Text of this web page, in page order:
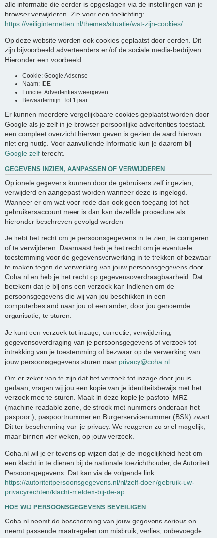
alle informatie die eerder is opgeslagen via de instellingen van je
browser verwijderen. Zie voor een toelichting:
https://veiliginternetten.nl/themes/situatie/wat-zijn-cookies/
Op deze website worden ook cookies geplaatst door derden. Dit
zijn bijvoorbeeld adverteerders en/of de sociale media-bedrijven.
Hieronder een voorbeeld:
Cookie: Google Adsense
Naam: IDE
Functie: Advertenties weergeven
Bewaartermijn: Tot 1 jaar
Er kunnen meerdere vergelijkbaare cookies geplaatst worden door
Google als je zelf in je browser persoonlijke advertenties toestaat,
een compleet overzicht hiervan geven is gezien de aard hiervan
niet erg nuttig. Voor aanvullende informatie kun je daarom bij
Google zelf terecht.
GEGEVENS INZIEN, AANPASSEN OF VERWIJDEREN
Optionele gegevens kunnen door de gebruikers zelf ingezien,
verwijderd en aangepast worden wanneer deze is ingelogd.
Wanneer er om wat voor rede dan ook geen toegang tot het
gebruikersaccount meer is dan kan dezelfde procedure als
hieronder beschreven gevolgd worden.
Je hebt het recht om je persoonsgegevens in te zien, te corrigeren
of te verwijderen. Daarnaast heb je het recht om je eventuele
toestemming voor de gegevensverwerking in te trekken of bezwaar
te maken tegen de verwerking van jouw persoonsgegevens door
Coha.nl en heb je het recht op gegevensoverdraagbaarheid. Dat
betekent dat je bij ons een verzoek kan indienen om de
persoonsgegevens die wij van jou beschikken in een
computerbestand naar jou of een ander, door jou genoemde
organisatie, te sturen.
Je kunt een verzoek tot inzage, correctie, verwijdering,
gegevensoverdraging van je persoonsgegevens of verzoek tot
intrekking van je toestemming of bezwaar op de verwerking van
jouw persoonsgegevens sturen naar privacy@coha.nl
Om er zeker van te zijn dat het verzoek tot inzage door jou is
gedaan, vragen wij jou een kopie van je identiteitsbewijs met het
verzoek mee te sturen. Maak in deze kopie je pasfoto, MRZ
(machine readable zone, de strook met nummers onderaan het
paspoort), paspoortnummer en Burgerservicenummer (BSN) zwart.
Dit ter bescherming van je privacy. We reageren zo snel mogelijk,
maar binnen vier weken, op jouw verzoek.
Coha.nl wil je er tevens op wijzen dat je de mogelijkheid hebt om
een klacht in te dienen bij de nationale toezichthouder, de Autoriteit
Persoonsgegevens. Dat kan via de volgende link:
https://autoriteitpersoonsgegevens.nl/nl/zelf-doen/gebruik-uw-
privacyrechten/klacht-melden-bij-de-ap
HOE WIJ PERSOONSGEGEVENS BEVEILIGEN
Coha.nl neemt de bescherming van jouw gegevens serieus en
neemt passende maatregelen om misbruik, verlies, onbevoegde